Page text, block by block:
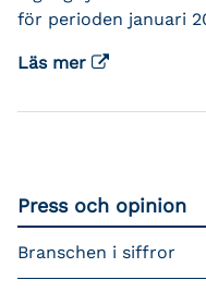
för perioden januari
Läs mer
Press och opinion
Branschen i siffror